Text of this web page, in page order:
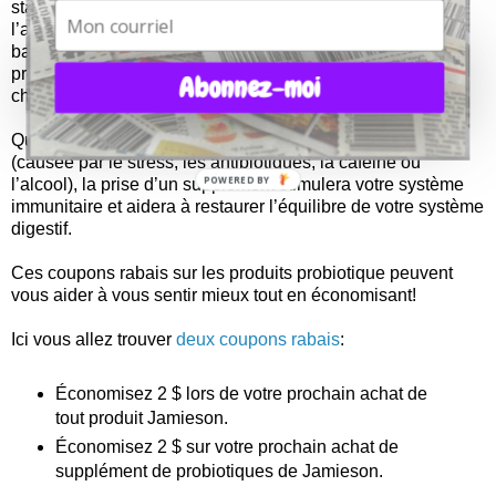
stabiliser la flore intestinale. Cela a pour effet de faciliter
l’absorption des nutriments et de prévenir les
ballonnements, la diarrhée et les maux du voyage. Les
probiotiques interviennent aussi dans le métabolisme du
cholestérol, réduisant ainsi le taux de cholestérol sanguin.
Quand la quantité des probiotiques n'est pas suffisante
(causée par le stress, les antibiotiques, la caféine ou
l’alcool), la prise d’un supplément stimulera votre système
immunitaire et aidera à restaurer l’équilibre de votre système
digestif.
Ces coupons rabais sur les produits probiotique peuvent
vous aider à vous sentir mieux tout en économisant!
Ici vous allez trouver deux coupons rabais:
Économisez 2 $ lors de votre prochain achat de
tout produit Jamieson.
Économisez 2 $ sur votre prochain achat de
supplément de probiotiques de Jamieson.
Abonnez-moi
POWERED BY